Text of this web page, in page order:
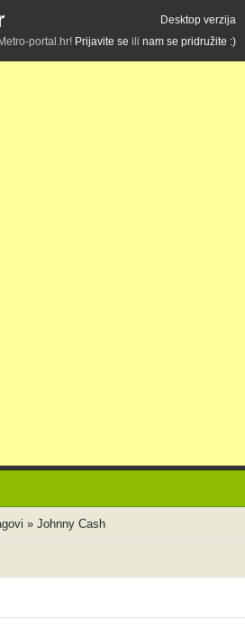
Desktop verzija
portal.hr! Prijavite se ili nam se pridružite :)
» Johnny Cash